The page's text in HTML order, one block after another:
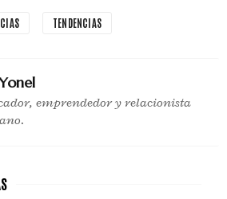
TENDENCIAS
emprendedor y relacionista